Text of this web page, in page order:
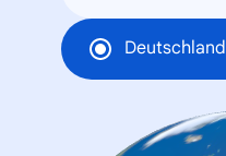
Deutschland